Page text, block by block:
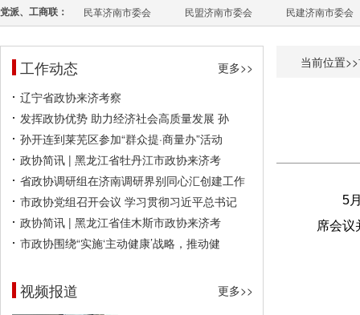
党派、工商联： 民革济南市委会 民盟济南市委会 民建济南市委会
工作动态
更多>>
辽宁省政协来济考察
发挥政协优势 助力经济社会高质量发展 孙
孙开连到莱芜区参加“群众提·商量办”活动
政协简讯 | 黑龙江省牡丹江市政协来济考
省政协调研组在济南调研界别同心汇创建工作
市政协党组召开会议 学习贯彻习近平总书记
政协简讯 | 黑龙江省佳木斯市政协来济考
市政协围绕“实施‘主动健康’战略，推动健
视频报道 更多>>
当前位置>>
5
席会议